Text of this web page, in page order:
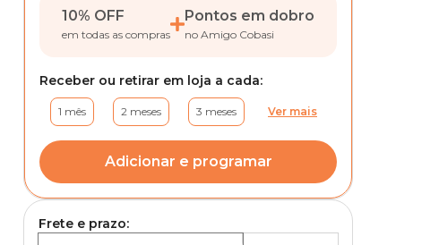
10% OFF
em todas as compras
Pontos em dobro
no Amigo Cobasi
Receber ou retirar em loja a cada:
1 mês 2 meses 3 meses Ver mais
Adicionar e programar
Frete e prazo: